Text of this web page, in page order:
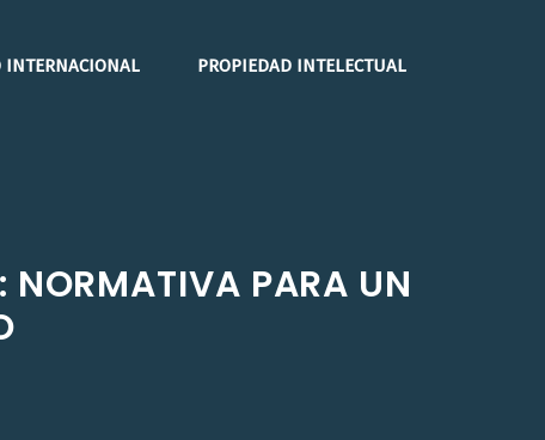
INTERNACIONAL PROPIEDAD INTELECTUAL
NORMATIVA PARA UN